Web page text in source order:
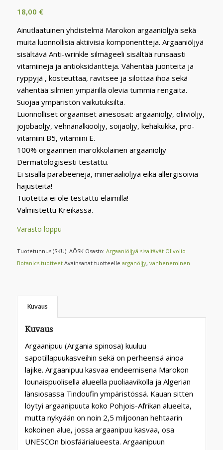
18,00 €
Ainutlaatuinen yhdistelmä Marokon argaaniöljyä sekä
muita luonnollisia aktiivisia komponentteja. Argaaniöljyä
sisältävä Anti-wrinkle silmägeeli sisältää runsaasti
vitamiineja ja antioksidantteja. Vähentää juonteita ja
ryppyjä , kosteuttaa, ravitsee ja silottaa ihoa sekä
vähentää silmien ympärillä olevia tummia rengaita.
Suojaa ympäristön vaikutuksilta.
Luonnolliset orgaaniset ainesosat: argaaniöljy, oliiviöljy,
jojobaöljy, vehnänalkioöljy, soijaöljy, kehäkukka, pro-
vitamiini B5, vitamiini E.
100% orgaaninen marokkolainen argaaniöljy
Dermatologisesti testattu.
Ei sisällä parabeeneja, mineraaliöljyä eikä allergisoivia
hajusteita!
Tuotetta ei ole testattu eläimillä!
Valmistettu Kreikassa.
Varasto loppu
Tuotetunnus (SKU): AÕSK Osasto: Argaaniöljyä sisaltävät Olivolio
Botanics tuotteet Avainsanat tuotteelle arganöljy, vanheneminen
Kuvaus
Kuvaus
Argaanipuu (Argania spinosa) kuuluu
sapotillapuukasveihin sekä on perheensä ainoa
lajike. Argaanipuu kasvaa endeemisena Marokon
lounaispuolisella alueella puoliaavikolla ja Algerian
länsiosassa Tindoufin ympäristössä. Kauan sitten
löytyi argaanipuuta koko Pohjois-Afrikan alueelta,
mutta nykyään on noin 2,5 miljoonan hehtaarin
kokoinen alue, jossa argaanipuu kasvaa, osa
UNESCOn biosfäärialueesta. Argaanipuun